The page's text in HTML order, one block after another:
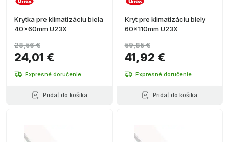
Krytka pre klimatizáciu biela
40x60mm U23X
24,01 €
28,56 €
Expresné doručenie
Pridať do košíka
Kryt pre klimatizáciu biely
60x110mm U23X
41,92 €
59,85 €
Expresné doručenie
Pridať do košíka